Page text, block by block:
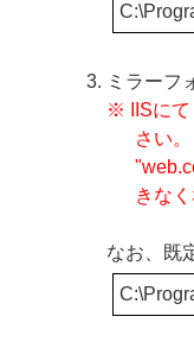
ミラーフ
※ IISにて
さい。
きな
なお、既